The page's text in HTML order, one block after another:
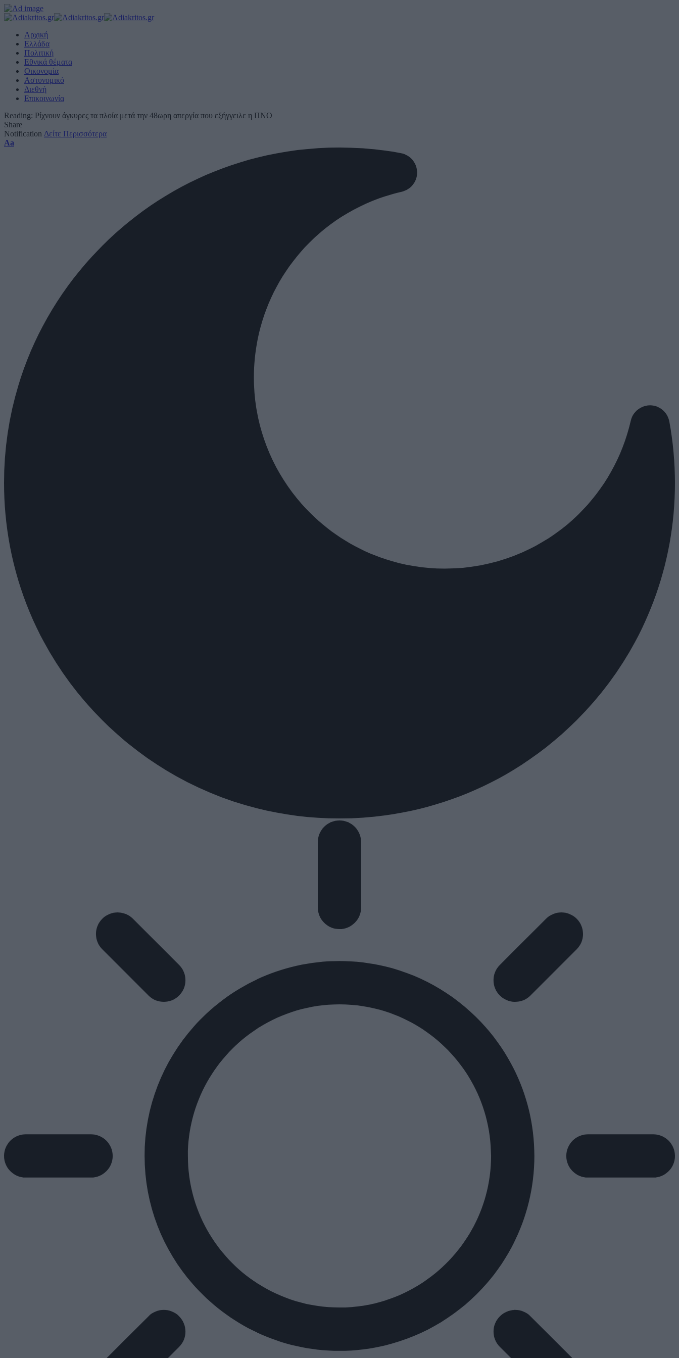
Αρχική
Ελλάδα
Πολιτική
Εθνικά θέματα
Οικονομία
Αστυνομικό
Διεθνή
Επικοινωνία
Reading: Ρίχνουν άγκυρες τα πλοία μετά την 48ωρη απεργία που εξήγγειλε η ΠΝΟ
Share
Notification Δείτε Περισσότερα
Font
Aa